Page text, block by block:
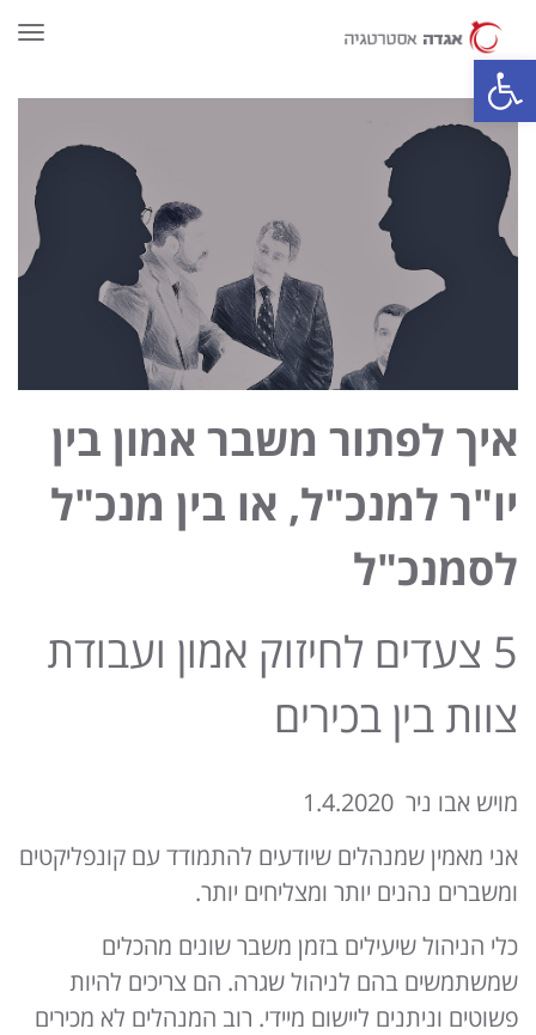
פתח סרגל נגישות
איך לפתור משבר אמון בין
יו"ר למנכ"ל, או בין מנכ"ל
לסמנכ"ל
5 צעדים לחיזוק אמון ועבודת
צוות בין בכירים
מויש אבו ניר 1.4.2020
אני מאמין שמנהלים שיודעים להתמודד עם קונפליקטים
ומשברים נהנים יותר ומצליחים יותר.
כלי הניהול שיעילים בזמן משבר שונים מהכלים
שמשתמשים בהם לניהול שגרה. הם צריכים להיות
פשוטים וניתנים ליישום מיידי. רוב המנהלים לא מכירים